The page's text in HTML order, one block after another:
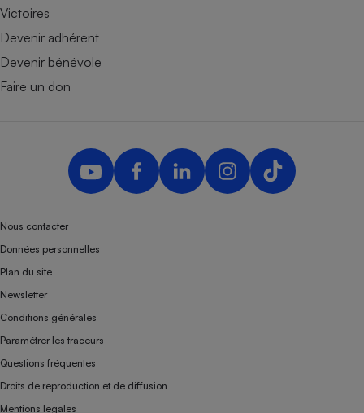
Victoires
Devenir adhérent
Devenir bénévole
Faire un don
Nous contacter
Données personnelles
Plan du site
Newsletter
Conditions générales
Paramétrer les traceurs
Questions fréquentes
Droits de reproduction et de diffusion
Mentions légales